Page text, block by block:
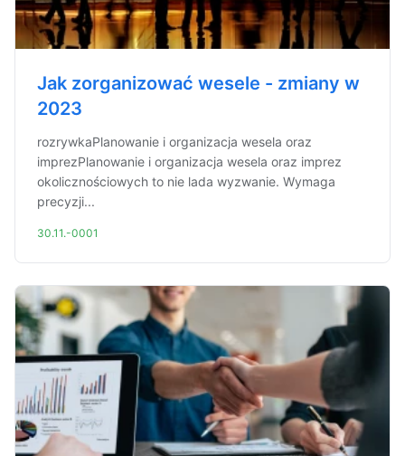
Jak zorganizować wesele - zmiany w
2023
rozrywkaPlanowanie i organizacja wesela oraz
imprezPlanowanie i organizacja wesela oraz imprez
okolicznościowych to nie lada wyzwanie. Wymaga
precyzji...
30.11.-0001